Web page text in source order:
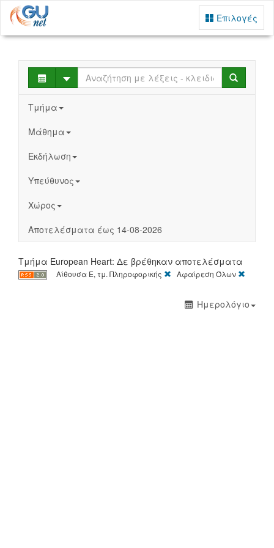
Επιλογές
Select Search
Τμήμα
Μάθημα
Εκδήλωση
Υπεύθυνος
Χώρος
Αποτελέσματα έως 14-08-2026
Τμήμα European Heart: Δε βρέθηκαν αποτελέσματα
Αίθουσα Ε, τμ. Πληροφορικής [X]Αφαίρεση Όλων
Ημερολόγιο